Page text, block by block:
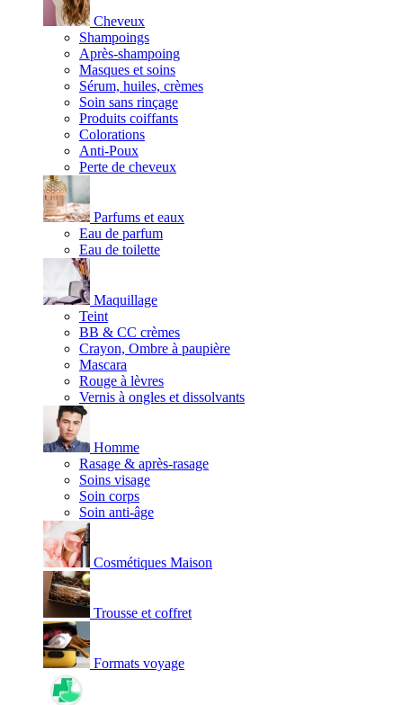
Cheveux
Shampoings
Après-shampoing
Masques et soins
Sérum, huiles, crèmes
Soin sans rinçage
Produits coiffants
Colorations
Anti-Poux
Perte de cheveux
Parfums et eaux
Eau de parfum
Eau de toilette
Maquillage
Teint
BB & CC crèmes
Crayon, Ombre à paupière
Mascara
Rouge à lèvres
Vernis à ongles et dissolvants
Homme
Rasage & après-rasage
Soins visage
Soin corps
Soin anti-âge
Cosmétiques Maison
Trousse et coffret
Formats voyage